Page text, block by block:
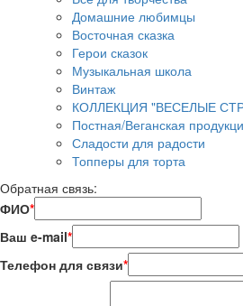
Домашние любимцы
Восточная сказка
Герои сказок
Музыкальная школа
Винтаж
КОЛЛЕКЦИЯ "ВЕСЕЛЫЕ
Постная/Веганская
Сладости для радости
Топперы для торта
Обратная связь:
ФИО*
Ваш e-mail*
Телефон для связи*